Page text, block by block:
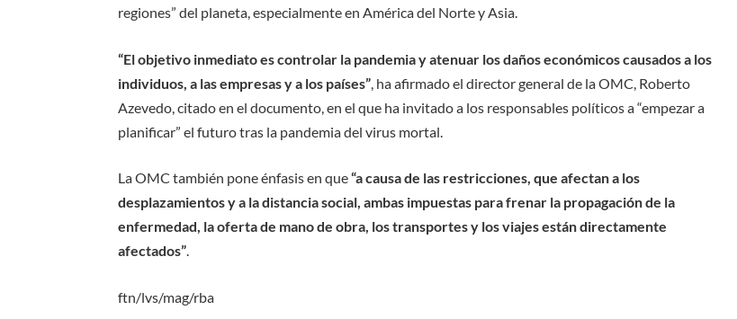
regiones” del planeta, especialmente en América del Norte y Asia.
“El objetivo inmediato es controlar la pandemia y atenuar los daños económicos causados a los
individuos, a las empresas y a los países”, ha afirmado el director general de la OMC, Roberto
Azevedo, citado en el documento, en el que ha invitado a los responsables políticos a “empezar a
planificar” el futuro tras la pandemia del virus mortal.
La OMC también pone énfasis en que“a causa de las restricciones, que afectan a los
desplazamientos y a la distancia social, ambas impuestas para frenar la propagación de la
enfermedad, la oferta de mano de obra, los transportes y los viajes están directamente
afectados”.
ftn/lvs/mag/rba